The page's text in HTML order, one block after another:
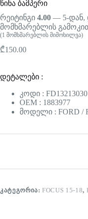
წინა ბამპერი
რეიტინგი 4.00 — 5-დან,
მომხმარებლის
(1 მომხმარებლის მიმოხილვა)
₾150.00
დეტალები :
კოდი : FD13213030
OEM : 1883977
მოდელი : FORD /
ᲙᲐᲢᲔᲒᲝᲠᲘᲐ:FOCUS 15-18,